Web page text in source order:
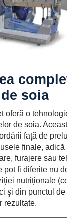
soia
oferă o
de soia.
faţă de
finale,
furajere sau
pot fi diferite nu
nutriţionale
şi din punctul
rezultate.